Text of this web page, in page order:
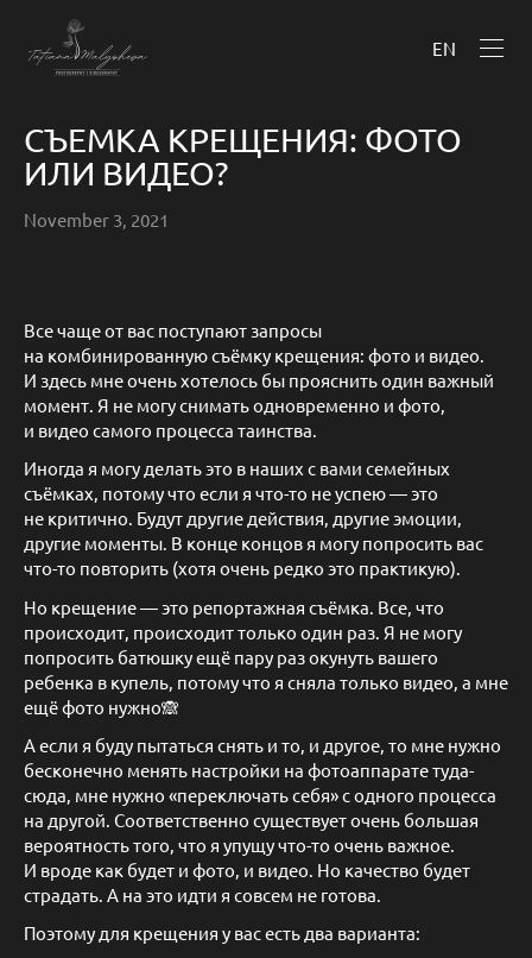
EN
СЪЕМКА КРЕЩЕНИЯ: ФОТО
ИЛИ ВИДЕО?
November 3, 2021
Все чаще от вас поступают запросы
на комбинированную съёмку крещения: фото и видео.
И здесь мне очень хотелось бы прояснить один важный
момент. Я не могу снимать одновременно и фото,
и видео самого процесса таинства.
Иногда я могу делать это в наших с вами семейных
съёмках, потому что если я что-то не успею — это
не критично. Будут другие действия, другие эмоции,
другие моменты. В конце концов я могу попросить вас
что-то повторить (хотя очень редко это практикую).
Но крещение — это репортажная съёмка. Все, что
происходит, происходит только один раз. Я не могу
попросить батюшку ещё пару раз окунуть вашего
ребенка в купель, потому что я сняла только видео, а мне
ещё фото нужно🙈
А если я буду пытаться снять и то, и другое, то мне нужно
бесконечно менять настройки на фотоаппарате туда-
сюда, мне нужно «переключать себя» с одного процесса
на другой. Соответственно существует очень большая
вероятность того, что я упущу что-то очень важное.
И вроде как будет и фото, и видео. Но качество будет
страдать. А на это идти я совсем не готова.
Поэтому для крещения у вас есть два варианта: